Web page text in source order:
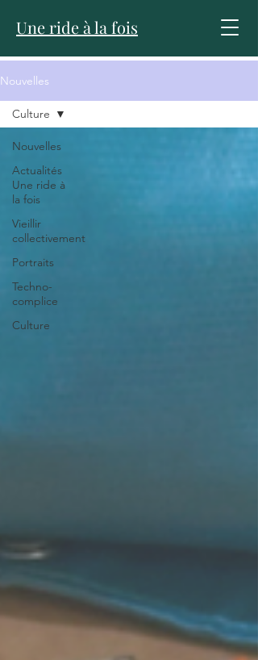
Une ride à la fois
Nouvelles
Nouvelles
Actualités
Une ride à
la fois
Vieillir
collectivement
Portraits
Techno-
complice
Culture
Culture